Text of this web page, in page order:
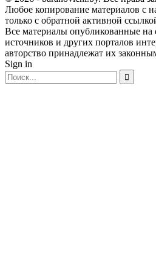
Любое копирование материалов с
только с обратной активной
Все материалы опубликованные на
источников и других порталов
авторство принадлежат их
Sign in